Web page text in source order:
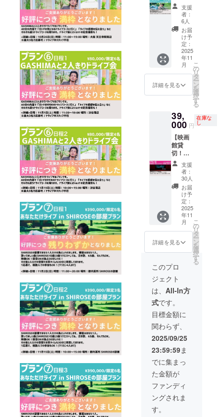
ファンクラ
ブWeb、
ファンクラ
ブApp を運
る。
2014年1月
22日にメ
ビュー。
2017年自身
のレーベル
「WHITE
JAM
Records」を
2024年には
Zepp
Shinjuku で
ブがソール
成功を収め
た。
2025年現
在、全国
24ヶ所ツ
アー”Tattoo”
を開催中。
オールラス
ト公演は自
身初となる
ホールでの
ライブが決
定。
9/20(土)@Li
NIKKIプ
リクラ
会を両
方支援
しまし
た」と
記載を
お願い
致しま
す。そ
の他の
ご希望
の時間
を承る
ことは
可能で
すが、
スケ
ジュー
ルの都
合によ
りご希
望に添
えない
場合が
ござい
なお、
その場
ご予約
のキャ
ンセ
ル、返
きかね
ますの
で、ご
了承の
うえご
支援い
ただけ
ますと
幸いで
す。 ⑤
当日の
詳細
は、
ので、
備考欄
にご記
載くだ
さい。
例) 11/1
GASHI
MAドラ
イブと
11/1
NIKKIプ
方支援
する
方。 備
考欄に
「11/1
の
GASHI
MAドラ
イブと
11/1NIK
KIプリ
クラ会
を両方
支援し
まし
た」と
記載を
す。 そ
お客様
に関し
ては、
ご希望
の時間
を承る
ことは
可能で
スケ
ジュー
ルの都
合によ
りご希
望に添
えない
イブ中
スタッ
フは不
在とな
りま
す。 ②
実施日
程が同
日のプ
ラン
を、両
方ご支
援いた
場合
は、 優
先して
時間を
調整致
します
ので、
備考欄
にご記
載くだ
さい。
11/15の
GASHI
MAのド
ライブ
会と
SEあな
ただけ
ライブ
を両方
支援す
る方。
備考欄
に
「11/15
の
GASHI
MAのド
ライブ
会と
11/15
SHIRO
SEあな
ただけ
も30分
ご用意
してお
りま
す。
SHIRO
SEとの
2ショッ
ト撮影
あり。
1応募
で、複
数人で
もOK！
(ワリカ
ン4人ま
で) <日
程・場
所> 日
程：11
月2日
(日)
11:00～
20:00
場所：
都内某
所
SHIRO
SEの部
屋 <備
OSEに
歌って
ほしい
曲
(SHIRO
SEソロ
曲)を3
曲備考
欄にご
記載く
ださ
い。 ②
当日の
詳細
は、
wj.mad
oguchi
@gmail
SEソロ
曲)3曲
リクエ
ストし
てね。
泣き
歌、え
ろ曲、
なんで
もOK。
映像
OK！録
音OKの
分
LIVE！
その後2
人だけ
の空間
でお茶
タイム
も30分
ご用意
してお
りま
す。
SHIRO
SEとの
2ショッ
ト撮影
あり。
数人で
の参加
もOK！
(ワリカ
ン4人ま
で) <日
程・場
所> 日
程：11
月15日
(土)
10:00～
15:00
場所：
都内某
所
SHIRO
SEの部
in
SHIRO
SEの部
屋プラ
ン】
SHIRO
SEの部
屋であ
なた1人
だけの
為に
LIVEを
しま
客はあ
なた1
人。
歌って
ほしい
曲
(SHIRO
SEソロ
曲)3曲
リクエ
ストし
てね。
泣き
歌、え
ろ曲、
なんで
もOK。
音OKの
独占30
分
LIVE！
その後2
人だけ
の空間
でお茶
タイム
も30分
ご用意
してお
りま
す。
SHIRO
SEとの
2ショッ
ト撮影
支援
者：
6人
お届
け予
定：
2025
年11
月
詳細を見る
こ
の
リ
タ
ー
ン
を
選
択
す
る
39,
000 円
在庫な
し
【映画
館貸
切！初
のホー
ルライ
DVD・
宇宙最
速上映
会プラ
ン】 映
画館貸
切り! 初
のホー
ルライ
ブ・宇
宙最速
上映
会。 編
集した
てホヤ
ホヤの
DVDを
メン
バー3人
と一緒
に鑑賞
しま
す！メ
ンバー
登壇あ
り。 <
日程・
場所>
支援
者：
30人
お届
け予
定：
2025
年11
月
詳細を見る
こ
の
リ
タ
ー
ン
を
選
択
す
る
このプロ
ジェクト
は、 All-In方
式です。
目標金額に
関わらず、
2025/09/25
23:59:59ま
でに集まっ
た金額が
ファンディ
ングされま
す。